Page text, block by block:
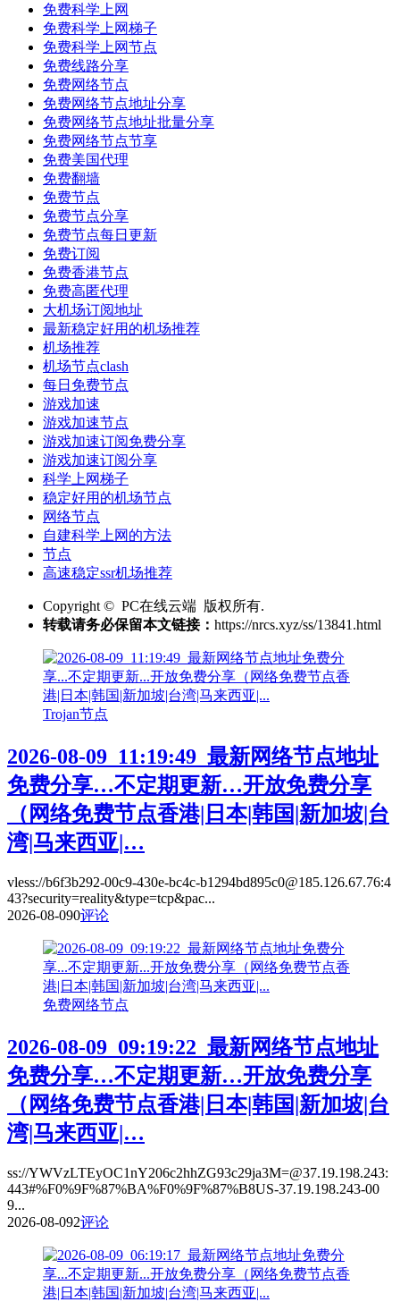
免费科学上网
免费科学上网梯子
免费科学上网节点
免费线路分享
免费网络节点
免费网络节点地址分享
免费网络节点地址批量分享
免费网络节点节享
免费美国代理
免费翻墙
免费节点
免费节点分享
免费节点每日更新
免费订阅
免费香港节点
免费高匿代理
大机场订阅地址
最新稳定好用的机场推荐
机场推荐
机场节点clash
每日免费节点
游戏加速
游戏加速节点
游戏加速订阅免费分享
游戏加速订阅分享
科学上网梯子
稳定好用的机场节点
网络节点
自建科学上网的方法
节点
高速稳定ssr机场推荐
Copyright © PC在线云端 版权所有.
转载请务必保留本文链接： https://nrcs.xyz/ss/13841.html
Trojan节点
2026-08-09_11:19:49_最新网络节点地址
免费分享…不定期更新…开放免费分享
（网络免费节点香港|日本|韩国|新加坡|台
湾|马来西亚|…
vless://b6f3b292-00c9-430e-bc4c-b1294bd895c0@185.126.67.76:4
43?security=reality&type=tcp&pac...
2026-08-090评论
免费网络节点
2026-08-09_09:19:22_最新网络节点地址
免费分享…不定期更新…开放免费分享
（网络免费节点香港|日本|韩国|新加坡|台
湾|马来西亚|…
ss://YWVzLTEyOC1nY206c2hhZG93c29ja3M=@37.19.198.243:
443#%F0%9F%87%BA%F0%9F%87%B8US-37.19.198.243-00
9...
2026-08-092评论